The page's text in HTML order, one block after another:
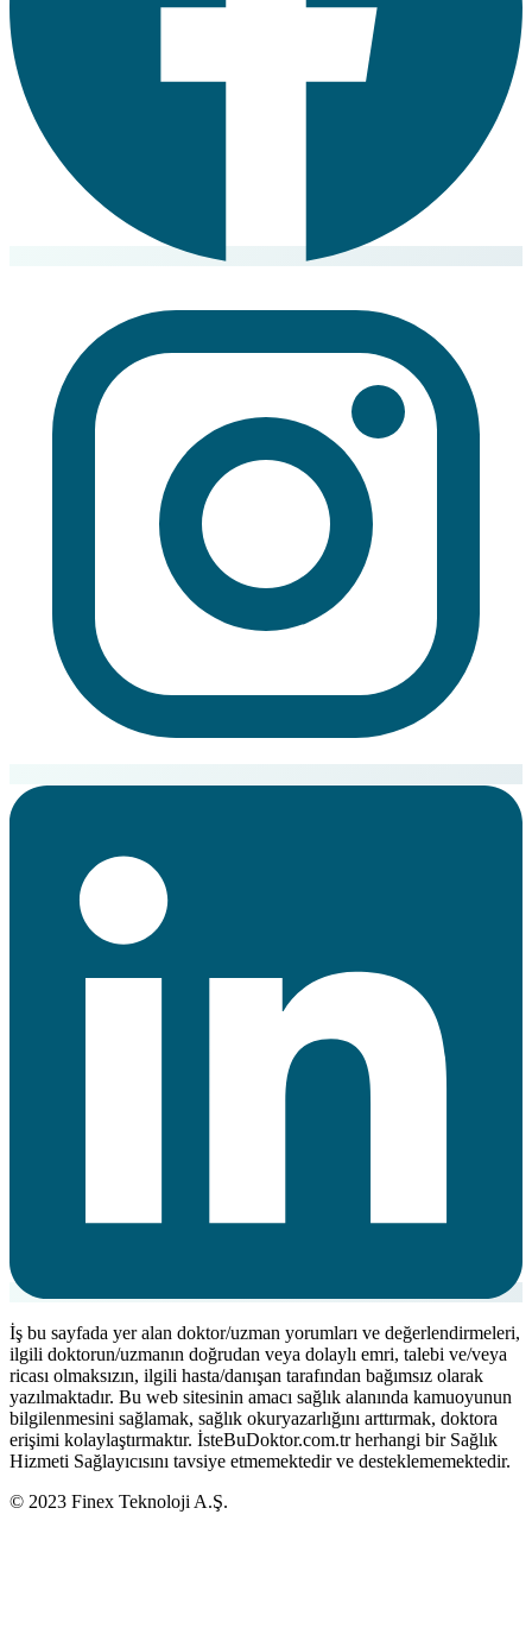
İş bu sayfada yer alan doktor/uzman yorumları ve değerlendirmeleri,
ilgili doktorun/uzmanın doğrudan veya dolaylı emri, talebi ve/veya
ricası olmaksızın, ilgili hasta/danışan tarafından bağımsız olarak
yazılmaktadır. Bu web sitesinin amacı sağlık alanında kamuoyunun
bilgilenmesini sağlamak, sağlık okuryazarlığını arttırmak, doktora
erişimi kolaylaştırmaktır. İsteBuDoktor.com.tr herhangi bir Sağlık
Hizmeti Sağlayıcısını tavsiye etmemektedir ve desteklememektedir.
© 2023 Finex Teknoloji A.Ş.